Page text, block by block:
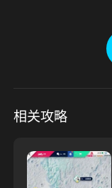
相关攻略